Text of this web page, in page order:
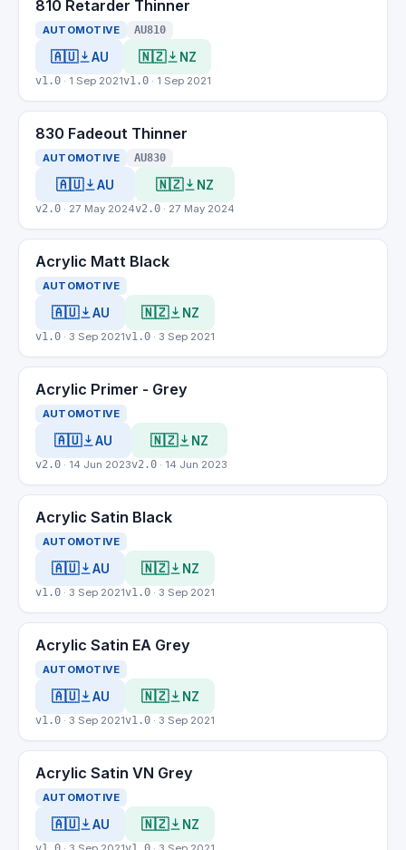
810 Retarder Thinner
AUTOMOTIVE AU810
🇦🇺 AU
v1.0 · 1 Sep 2021
🇳🇿 NZ
v1.0 · 1 Sep 2021
830 Fadeout Thinner
AUTOMOTIVE AU830
🇦🇺 AU
v2.0 · 27 May 2024
🇳🇿 NZ
v2.0 · 27 May 2024
Acrylic Matt Black
AUTOMOTIVE
🇦🇺 AU
v1.0 · 3 Sep 2021
🇳🇿 NZ
v1.0 · 3 Sep 2021
Acrylic Primer - Grey
AUTOMOTIVE
🇦🇺 AU
v2.0 · 14 Jun 2023
🇳🇿 NZ
v2.0 · 14 Jun 2023
Acrylic Satin Black
AUTOMOTIVE
🇦🇺 AU
v1.0 · 3 Sep 2021
🇳🇿 NZ
v1.0 · 3 Sep 2021
Acrylic Satin EA Grey
AUTOMOTIVE
🇦🇺 AU
v1.0 · 3 Sep 2021
🇳🇿 NZ
v1.0 · 3 Sep 2021
Acrylic Satin VN Grey
AUTOMOTIVE
🇦🇺 AU 🇳🇿 NZ